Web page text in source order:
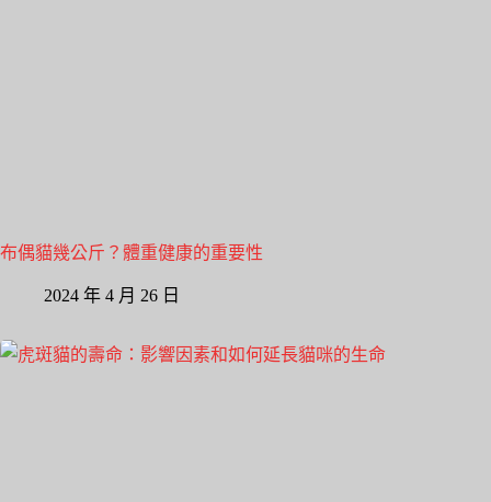
布偶貓幾公斤？體重健康的重要性
2024 年 4 月 26 日